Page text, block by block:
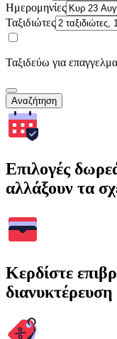
Ημερομηνίες
Ταξιδιώτες
Ταξιδεύω για
Αναζήτηση
Επιλογές
αλλάξουν τα
Κερδίστε